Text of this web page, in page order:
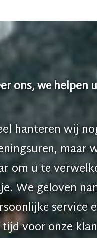
ons, we helpen
hanteren wij
maar
om u te
We geloven
service
voor onze